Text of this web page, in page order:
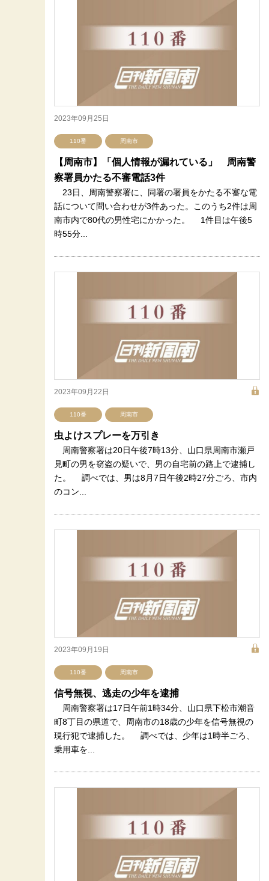
2023年09月25日
110番 周南市
【周南市】「個人情報が漏れている」 周南警
察署員かたる不審電話3件
23日、周南警察署に、同署の署員をかたる不審な電
話について問い合わせが3件あった。このうち2件は周
南市内で80代の男性宅にかかった。 1件目は午後5
時55分...
2023年09月22日
110番 周南市
虫よけスプレーを万引き
周南警察署は20日午後7時13分、山口県周南市瀬戸
見町の男を窃盗の疑いで、男の自宅前の路上で逮捕し
た。 調べでは、男は8月7日午後2時27分ごろ、市内
のコン...
2023年09月19日
110番 周南市
信号無視、逃走の少年を逮捕
周南警察署は17日午前1時34分、山口県下松市潮音
町8丁目の県道で、周南市の18歳の少年を信号無視の
現行犯で逮捕した。 調べでは、少年は1時半ごろ、
乗用車を...